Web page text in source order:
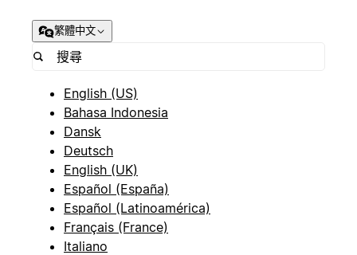
繁體中文
English (US)
Bahasa Indonesia
Dansk
Deutsch
English (UK)
Español (España)
Español (Latinoamérica)
Français (France)
Italiano